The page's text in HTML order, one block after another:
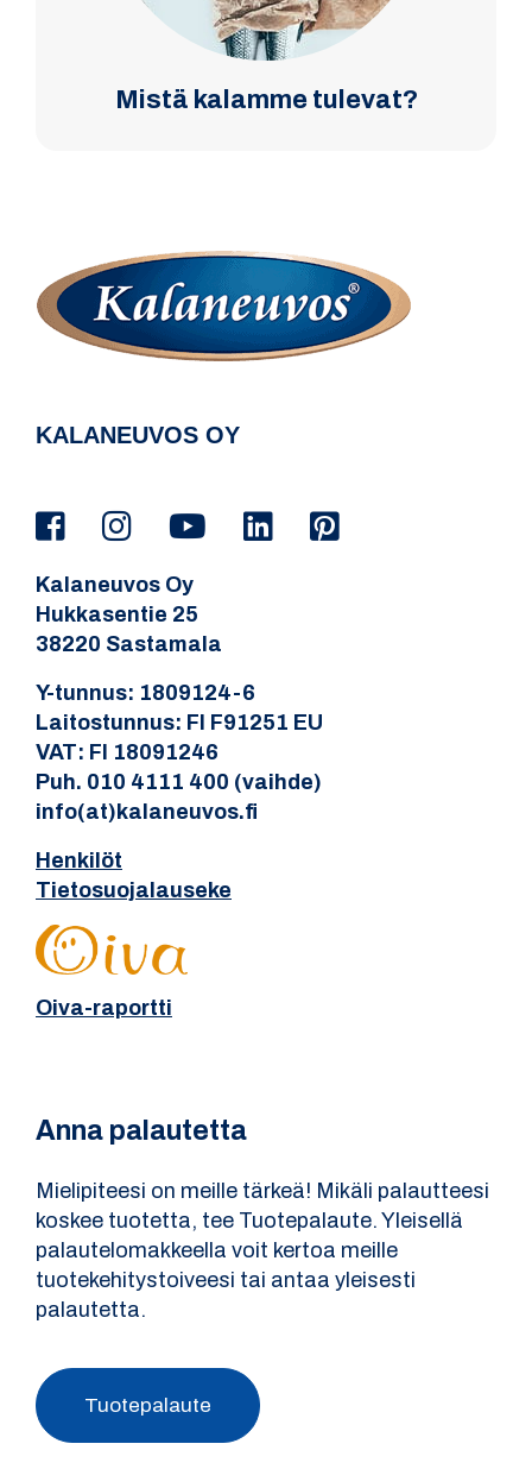
Mistä kalamme tulevat?
KALANEUVOS OY
Kalaneuvos Oy
Hukkasentie 25
38220 Sastamala
Y-tunnus: 1809124-6
Laitostunnus: FI F91251 EU
VAT: FI 18091246
Puh. 010 4111 400 (vaihde)
info(at)kalaneuvos.fi
Henkilöt
Tietosuojalauseke
Oiva-raportti
Anna palautetta
Mielipiteesi on meille tärkeä! Mikäli palautteesi
koskee tuotetta, tee Tuotepalaute. Yleisellä
palautelomakkeella voit kertoa meille
tuotekehitystoiveesi tai antaa yleisesti
palautetta.
Tuotepalaute